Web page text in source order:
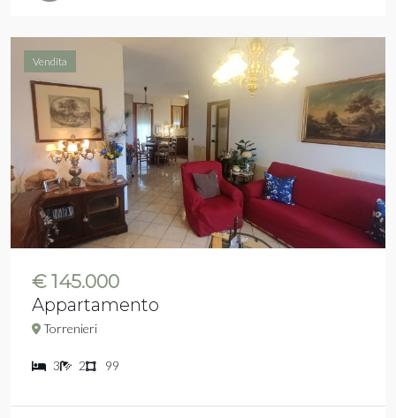
Vendita
€ 145.000
Appartamento
Torrenieri
3 2 99